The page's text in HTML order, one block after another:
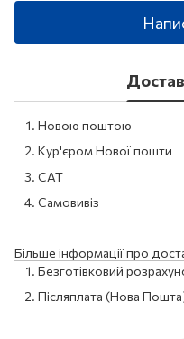
Новою поштою
Кур'єром Нової пошти
САТ
Самовивіз
Більше інформації про
Безготівковий
Післяплата (Нова